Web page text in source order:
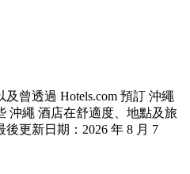
曾透過 Hotels.com 預訂 沖繩
沖繩 酒店在舒適度、地點及旅
更新日期： 2026 年 8 月 7